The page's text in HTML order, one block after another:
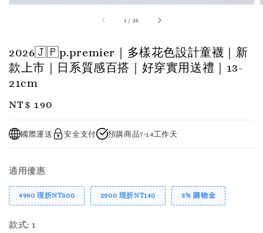
1 / 26
2026🇯🇵p.premier｜多樣花色設計童襪｜新
款上市｜日系質感百搭｜好穿實用送禮｜13-
21cm
Regular
NT$ 190
國際運送 安全支付 預購商品7-14工作天
適用優惠
4990 現折NT300 2900 現折NT140 3% 購物金
款式: 1